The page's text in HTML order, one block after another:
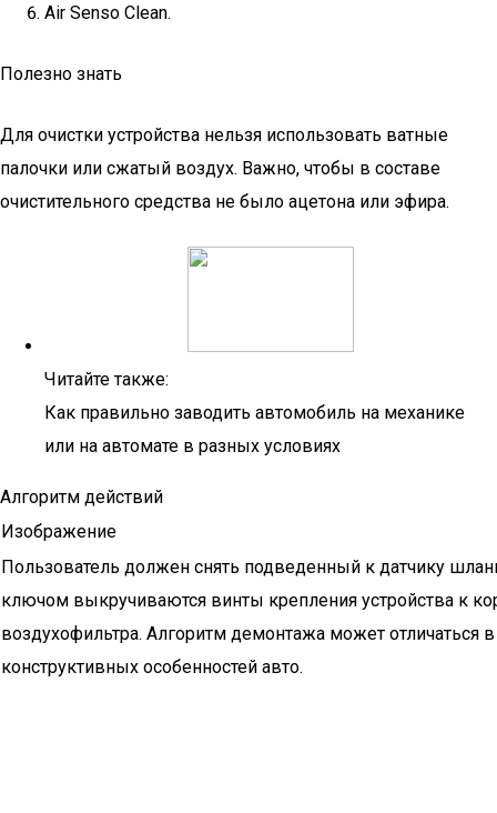
Air Senso Clean.
Полезно знать
Для очистки устройства нельзя использовать ватные
палочки или сжатый воздух. Важно, чтобы в составе
очистительного средства не было ацетона или эфира.
Читайте также:
Как правильно заводить автомобиль на механике
или на автомате в разных условиях
Алгоритм действий
Изображение
Пользователь должен снять подведенный к датчику
ключом выкручиваются винты крепления устройства к
воздухофильтра. Алгоритм демонтажа может отличаться
конструктивных особенностей авто.